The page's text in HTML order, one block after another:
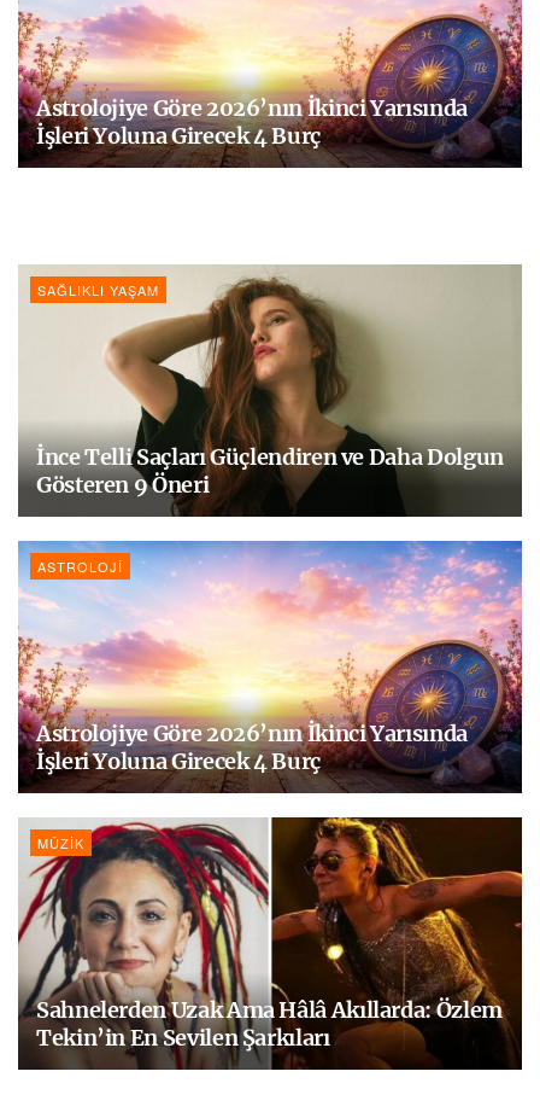
Astrolojiye Göre 2026’nın İkinci Yarısında
İşleri Yoluna Girecek 4 Burç
SAĞLIKLI YAŞAM
İnce Telli Saçları Güçlendiren ve Daha Dolgun
Gösteren 9 Öneri
ASTROLOJI
Astrolojiye Göre 2026’nın İkinci Yarısında
İşleri Yoluna Girecek 4 Burç
MÜZIK
Sahnelerden Uzak Ama Hâlâ Akıllarda: Özlem
Tekin’in En Sevilen Şarkıları